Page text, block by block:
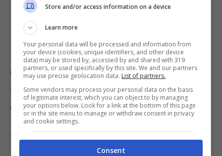
Codice ISTAT errato: quali effetti ci
sono sulla pensione anticipata e
come rimediare alle incongruenze?
In Redazione è giunto il seguente quesito:
Store and/or access information on a device
Learn more
Your personal data will be processed and information from
your device (cookies, unique identifiers, and other device
data) may be stored by, accessed by and shared with 319
partners, or used specifically by this site. We and our partners
may use precise geolocation data. List of partners.
Some vendors may process your personal data on the basis
of legitimate interest, which you can object to by managing
your options below. Look for a link at the bottom of this page
or in the site menu to manage or withdraw consent in privacy
and cookie settings.
Consent